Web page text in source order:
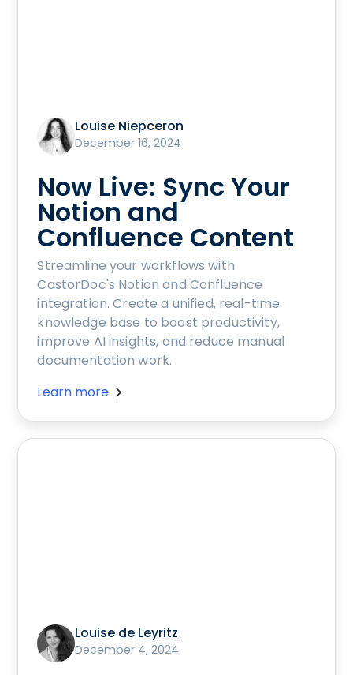
Louise Niepceron
December 16, 2024
Now Live: Sync Your
Notion and
Confluence Content
Streamline your workflows with
CastorDoc's Notion and Confluence
integration. Create a unified, real-time
knowledge base to boost productivity,
improve AI insights, and reduce manual
documentation work.
Learn more
Louise de Leyritz
December 4, 2024